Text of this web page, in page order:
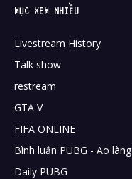
MỤC XEM NHIỀU
Livestream History
Talk show
restream
GTA V
FIFA ONLINE
Bình luận PUBG - Ao làng
Daily PUBG